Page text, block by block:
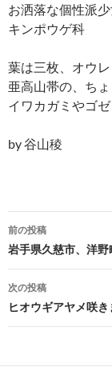
お洒落な個性派
キンポウゲ科
葉は三枚、オウ
亜高山帯の、ち
イワカガミやゴ
by 谷山稜
投
稿
ナ
ビ
ゲ
ー
前の投稿
岩手県久慈市、洋
次の投稿
ヒオウギアヤメ咲